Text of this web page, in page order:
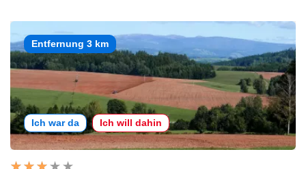
Entfernung 3 km
Ich war da Ich will dahin